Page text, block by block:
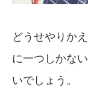
どうせやりか
に一つしかな
いでしょう。